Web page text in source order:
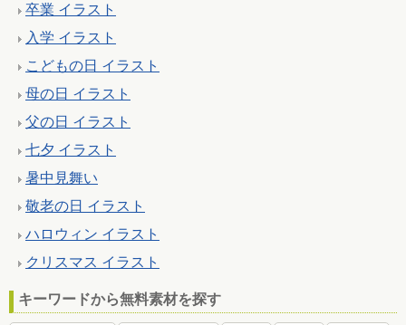
卒業 イラスト
入学 イラスト
こどもの日 イラスト
母の日 イラスト
父の日 イラスト
七夕 イラスト
暑中見舞い
敬老の日 イラスト
ハロウィン イラスト
クリスマス イラスト
キーワードから無料素材を探す